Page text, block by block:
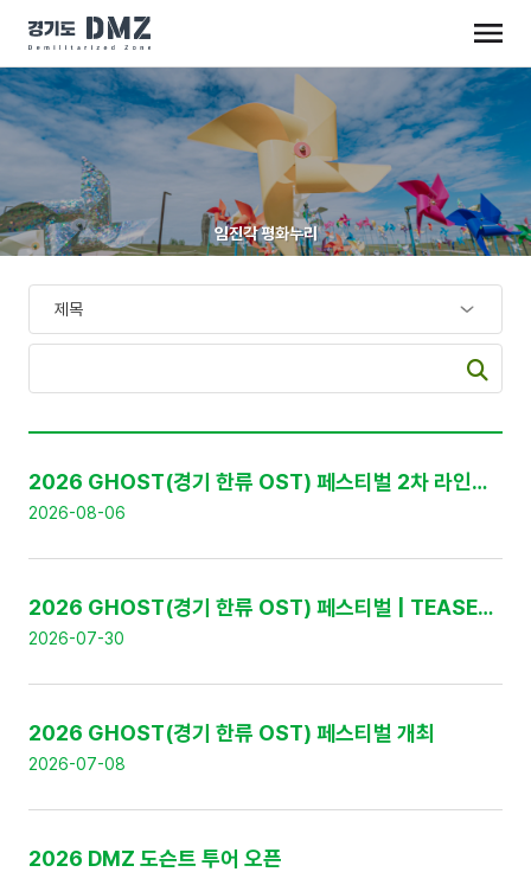
임진각 평화누리
사
항
번
,
목
날
로
구
2026 GHOST(경기 한류 OST) 페스티벌 2차 라인업 공개 및 프리세일 티켓 판매 안내
2026-08-06
2026 GHOST(경기 한류 OST) 페스티벌 | TEASER 영상 공개
2026-07-30
2026 GHOST(경기 한류 OST) 페스티벌 개최
2026-07-08
2026 DMZ 도슨트 투어 오픈